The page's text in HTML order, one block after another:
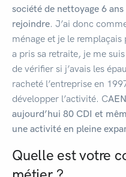
société de nettoyage 6
rejoindre. J’ai donc
ménage et je le remplaçais
a pris sa retraite, je me
de vérifier si j’avais les
racheté l’entreprise en
développer l’activité. C
aujourd’hui 80 CDI et
une activité en pleine
Quelle est votre